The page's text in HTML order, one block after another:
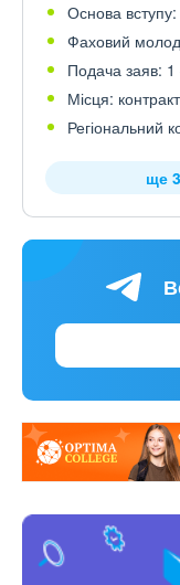
Основа вступу:
Фаховий
Подача заяв:
Місця:
Регіональний
ще